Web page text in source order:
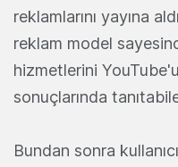
reklamlarını yayına
reklam model
hizmetlerini
sonuçlarında
Bundan sonra